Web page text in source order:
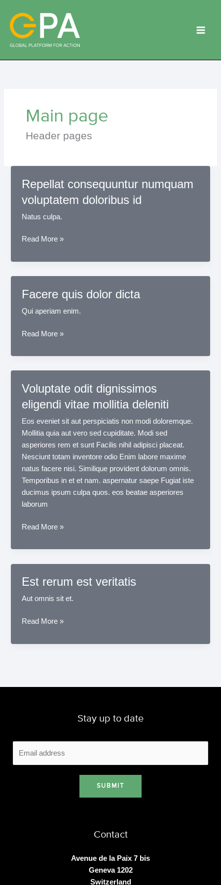
content
Main page
Header pages
Repellat consequuntur numquam
voluptatem doloribus id
Natus culpa.
Repellat
numquam
voluptatem
id
Read More »
Facere quis dolor dicta
Qui aperiam enim.
Facere
dolor
dicta
Read More »
Voluptate odit dignissimos
eligendi vitae mollitia deleniti
Eos eveniet sit aut perspiciatis non modi doloremque.
Mollitia quia aut vero sed cupiditate. Modi sed
asperiores rem et sunt Facilis nihil adipisci placeat.
Nesciunt totam inventore odio Enim labore maxime
natus facere nisi. Similique provident dolorum omnis.
Temporibus in et et nam. aspernatur saepe Fugiat iste
ducimus ipsum culpa quos. eos beatae asperiores
laborum
Voluptate
dignissimos
mollitia
deleniti
Read More »
Est rerum est veritatis
Aut omnis sit et.
Est
est
Read More »
Stay up to date
SUBMIT
Contact
Avenue de la Paix 7 bis
Geneva 1202
Switzerland